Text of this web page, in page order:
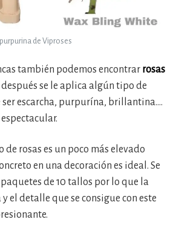
de Viproses
también podemos encontrar rosas
se le aplica algún tipo de
escarcha, purpurína, brillantina….
de rosas es un poco más elevado
en una decoración es ideal. Se
de 10 tallos por lo que la
el detalle que se consigue con este